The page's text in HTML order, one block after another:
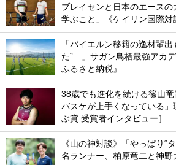
ブレイセンと日本のエース
学ぶこと」《ケイリン国際対
「バイエルン移籍の逸材輩
た”…」サガン鳥栖最強アカ
ふるさと納税』
38歳でも進化を続ける篠山
バスケが上手くなっている
ぶ賞 受賞者インタビュー］
《山の神対談》「やっぱり“
名ランナー、柏原竜二と神野